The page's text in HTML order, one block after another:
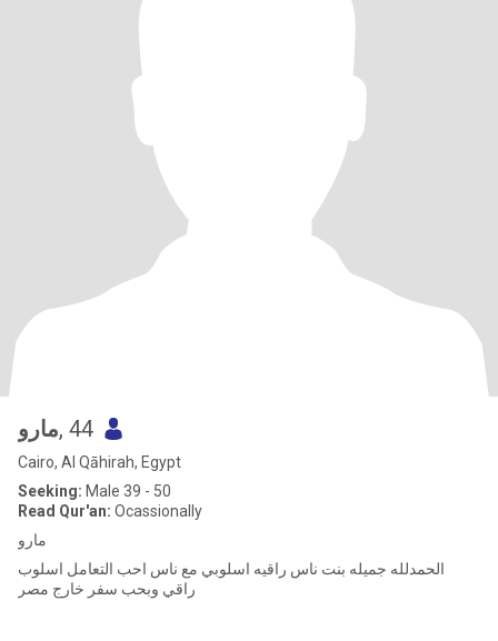
مارو, 44
Cairo, Al Qāhirah, Egypt
Seeking: Male 39 - 50
Read Qur'an: Ocassionally
مارو
الحمدلله جميله بنت ناس راقيه اسلوبي مع ناس احب التعامل اسلوب
راقي وبحب سفر خارج مصر